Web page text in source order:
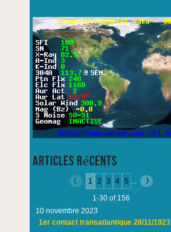
Articles récents
1 2 3 4 5 ...
1-30 of 156
10 novembre 2023
1er contact transatlantique 28/11/1923